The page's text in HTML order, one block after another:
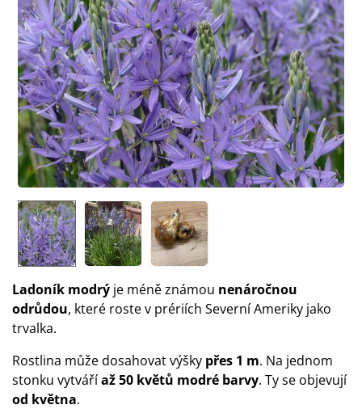
Ladoník modrý je méně známou nenáročnou
odrůdou, které roste v prériích Severní Ameriky jako
trvalka.
Rostlina může dosahovat výšky přes 1 m. Na jednom
stonku vytváříaž 50 květů modré barvy. Ty se objevují
od května.